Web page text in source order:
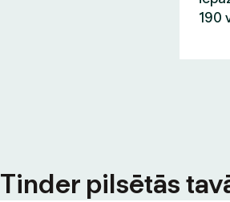
190
pilsētās